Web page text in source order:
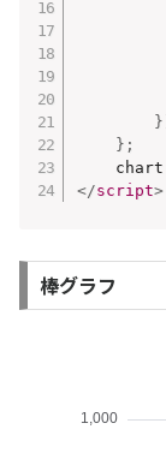
}
} ;
    chart
</script>
棒グラフ